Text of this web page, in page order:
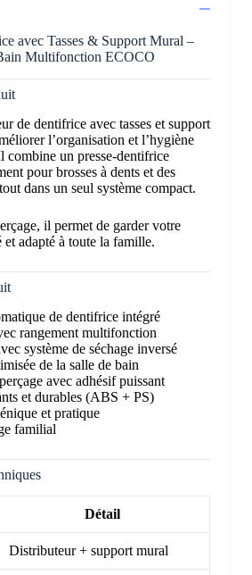
avec Tasses & Support Mural –
Multifonction ECOCO
de dentifrice avec tasses et support
l’organisation et l’hygiène
combine un presse-dentifrice
pour brosses à dents et des
dans un seul système compact.
il permet de garder votre
et adapté à toute la famille.
de dentifrice intégré
rangement multifonction
système de séchage inversé
de la salle de bain
avec adhésif puissant
et durables (ABS + PS)
et pratique
familial
Détail
Distributeur + support mural